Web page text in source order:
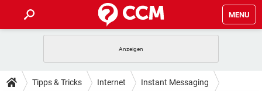
MENU
ANDROID IOS
TIPPS & TRICKS
Tipps & Tricks Internet Instant Messaging